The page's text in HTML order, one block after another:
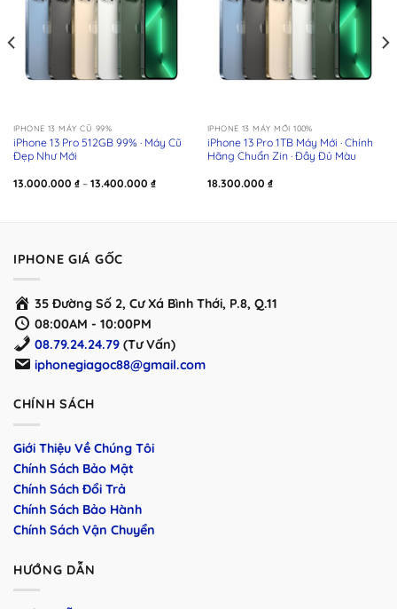
IPHONE 13 MÁY CŨ 99%
iPhone 13 Pro 512GB 99% · Máy Cũ
Đẹp Như Mới
13.000.000 ₫ – 13.400.000 ₫Khoảng
IPHONE 13 MÁY MỚI 100%
iPhone 13 Pro 1TB Máy Mới · Chính
Hãng Chuẩn Zin · Đầy Đủ Màu
18.300.000 ₫
IPHONE GIÁ GỐC
35 Đường Số 2, Cư Xá Bình Thới, P.8, Q.11
08:00AM - 10:00PM
08.79.24.24.79 (Tư Vấn)
iphonegiagoc88@gmail.com
CHÍNH SÁCH
Giới Thiệu Về Chúng Tôi
Chính Sách Bảo Mật
Chính Sách Đổi Trả
Chính Sách Bảo Hành
Chính Sách Vận Chuyển
HƯỚNG DẪN